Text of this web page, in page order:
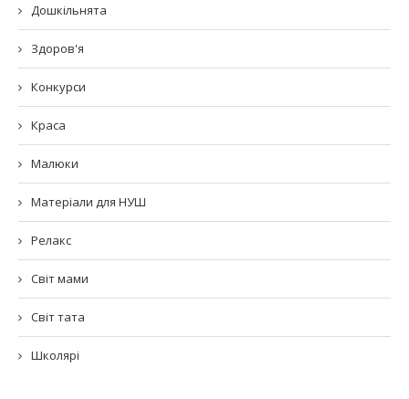
Дошкільнята
Здоров'я
Конкурси
Краса
Малюки
Матеріали для НУШ
Релакс
Світ мами
Світ тата
Школярі